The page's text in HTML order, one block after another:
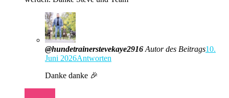
@hundetrainerstevekaye2916 Autor des Beitrags10.
Juni 2026Antworten
Danke danke 🎉